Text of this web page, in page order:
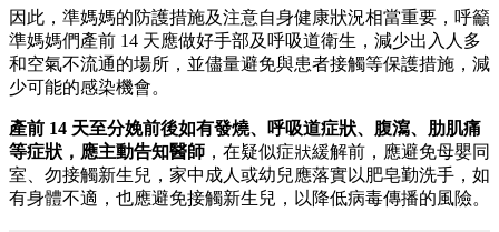
因此，準媽媽的防護措施及注意自身健康狀況相當重要，呼籲
準媽媽們產前 14 天應做好手部及呼吸道衛生，減少出入人多
和空氣不流通的場所，並儘量避免與患者接觸等保護措施，減
少可能的感染機會。
產前 14 天至分娩前後如有發燒、呼吸道症狀、腹瀉、肋肌痛
等症狀，應主動告知醫師 ，在疑似症狀緩解前，應避免母嬰同
室、勿接觸新生兒，家中成人或幼兒應落實以肥皂勤洗手，如
有身體不適，也應避免接觸新生兒，以降低病毒傳播的風險。